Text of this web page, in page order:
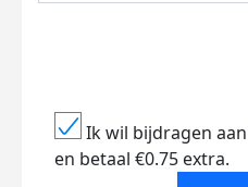
Ik wil bijdragen
en betaal €0.75 extra.